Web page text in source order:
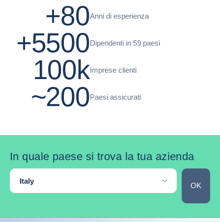
+80Anni di esperienza
+5500Dipendenti in 59 paesi
100kImprese clienti
~200Paesi assicurati
In quale paese si trova la tua azienda
Dove si trova la tua impresa?
Italy
OK